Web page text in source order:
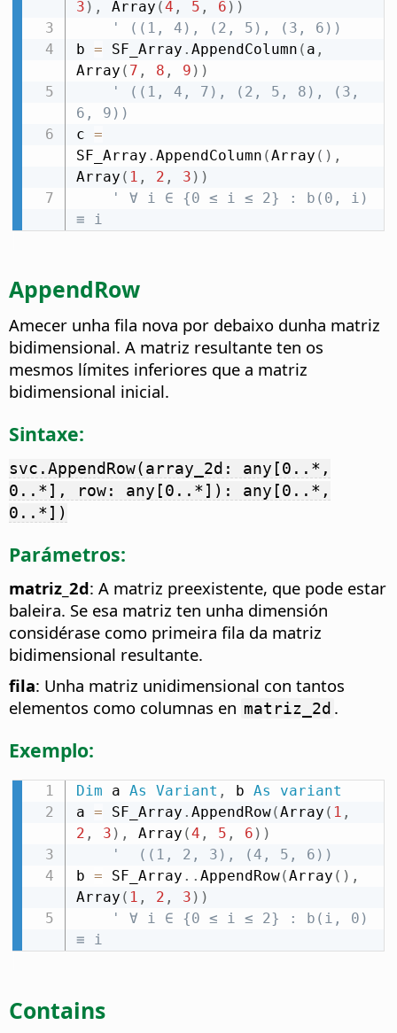
3 ) , Array (4 , 5 , 6 ) )
' ((1, 4), (2, 5), (3, 6))
b = SF_Array . AppendColumn ( a ,
Array ( 7 , 8 , 9 ) )
' ((1, 4, 7), (2, 5, 8), (3,
6, 9))
c =
SF_Array . AppendColumn (Array ( ) ,
Array ( 1 , 2 , 3 ) )
' ∀ i ∈ {0 ≤ i ≤ 2} : b(0, i)
≡ i
AppendRow
Amecer unha fila nova por debaixo dunha matriz
bidimensional. A matriz resultante ten os
mesmos límites inferiores que a matriz
bidimensional inicial.
Sintaxe:
svc.AppendRow(array_2d: any[0..*,
0..*], row: any[0..*]): any[0..*,
0..*])
Parámetros:
matriz_2d: A matriz preexistente, que pode estar
baleira. Se esa matriz ten unha dimensión
considérase como primeira fila da matriz
bidimensional resultante.
fila: Unha matriz unidimensional con tantos
elementos como columnas en matriz_2d .
Exemplo:
Dim a As Variant , b As
variant
a = SF_Array . AppendRow(Array ( 1 ,
2 , 3 ) , Array (4 , 5 , 6 ) )
'  ((1, 2, 3), (4, 5, 6))
b = SF_Array . . AppendRow(Array ( ) ,
Array ( 1 , 2 , 3 ) )
' ∀ i ∈ {0 ≤ i ≤ 2} : b(i, 0)
≡ i
Contains